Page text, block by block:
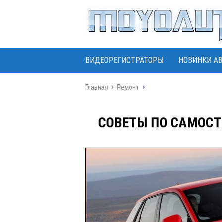
ВИДЕОРЕГИСТРАТОРЫ НОВИНКИ
Главная Ремонт
СОВЕТЫ ПО